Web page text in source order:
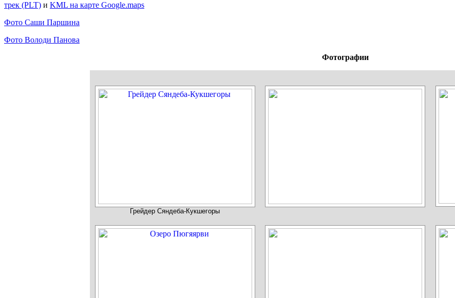
трек (PLT) и KML на карте Google.maps
Фото Саши Паршина
Фото Володи Панова
Фотографии
Грейдер Сяндеба-Кукшегоры